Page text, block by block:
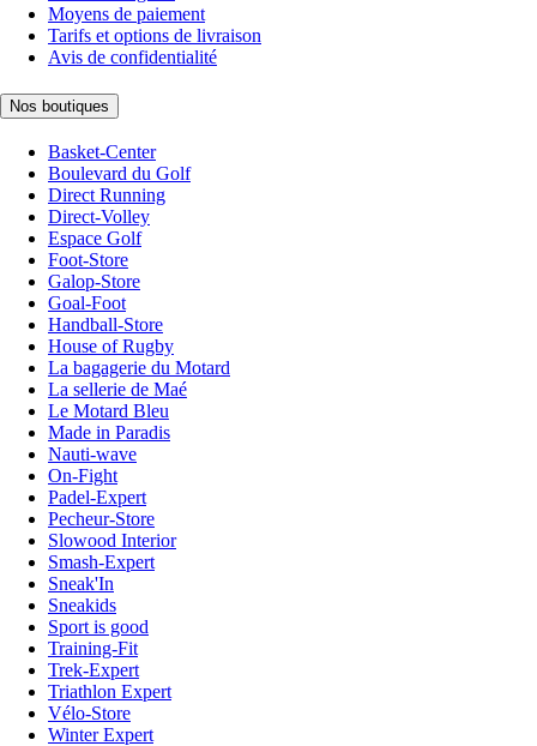
Moyens de paiement
Tarifs et options de livraison
Avis de confidentialité
Nos boutiques
Basket-Center
Boulevard du Golf
Direct Running
Direct-Volley
Espace Golf
Foot-Store
Galop-Store
Goal-Foot
Handball-Store
House of Rugby
La bagagerie du Motard
La sellerie de Maé
Le Motard Bleu
Made in Paradis
Nauti-wave
On-Fight
Padel-Expert
Pecheur-Store
Slowood Interior
Smash-Expert
Sneak'In
Sneakids
Sport is good
Training-Fit
Trek-Expert
Triathlon Expert
Vélo-Store
Winter Expert